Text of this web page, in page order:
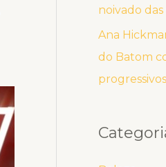
noivado das
Ana
do Batom
progressivos